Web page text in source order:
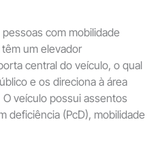
pessoas com mobilidade
têm um elevador
central do veículo, o qual
e os direciona à área
veículo possui assentos
deficiência (PcD), mobilidade